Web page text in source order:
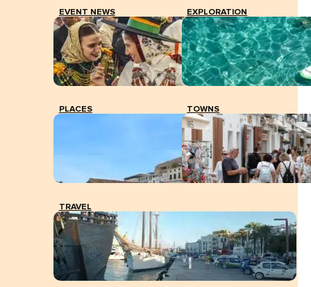
EVENT NEWS EXPLORATION
PLACES TOWNS
TRAVEL